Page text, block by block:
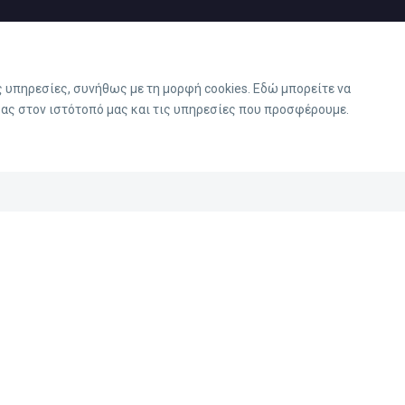
υπηρεσίες, συνήθως με τη μορφή cookies. Εδώ μπορείτε να
στον ιστότοπό μας και τις υπηρεσίες που προσφέρουμε.